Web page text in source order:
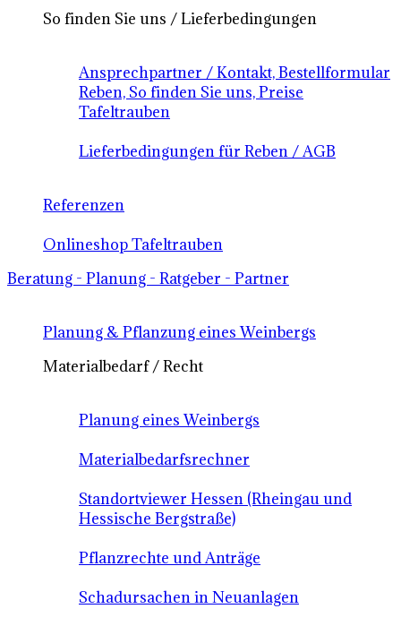
So finden Sie uns / Lieferbedingungen
Ansprechpartner / Kontakt, Bestellformular
Reben, So finden Sie uns, Preise
Tafeltrauben
Lieferbedingungen für Reben / AGB
Referenzen
Onlineshop Tafeltrauben
Beratung - Planung - Ratgeber - Partner
Planung & Pflanzung eines Weinbergs
Materialbedarf / Recht
Planung eines Weinbergs
Materialbedarfsrechner
Standortviewer Hessen (Rheingau und
Hessische Bergstraße)
Pflanzrechte und Anträge
Schadursachen in Neuanlagen